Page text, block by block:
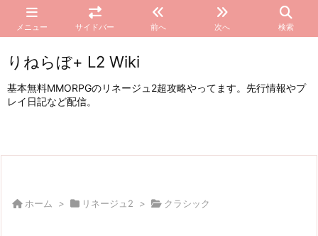
メニュー サイドバー 前へ 次へ 検索
りねらぼ+ L2 Wiki
基本無料MMORPGのリネージュ2超攻略やってます。先行情報やプ
レイ日記など配信。
ホーム > リネージュ2 > クラシック